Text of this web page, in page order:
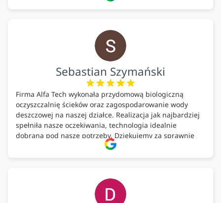
pomontażowa również OK. A ich środki do oczyszczalni –
Sebastian Szymański
Firma Alfa Tech wykonała przydomową biologiczną
oczyszczalnię ścieków oraz zagospodarowanie wody
deszczowej na naszej działce. Realizacja jak najbardziej
spełniła nasze oczekiwania, technologia idealnie
dobrana pod nasze potrzeby. Dziękujemy za sprawnie
wykonany montaż w świetnej atmosferze! Polecam!